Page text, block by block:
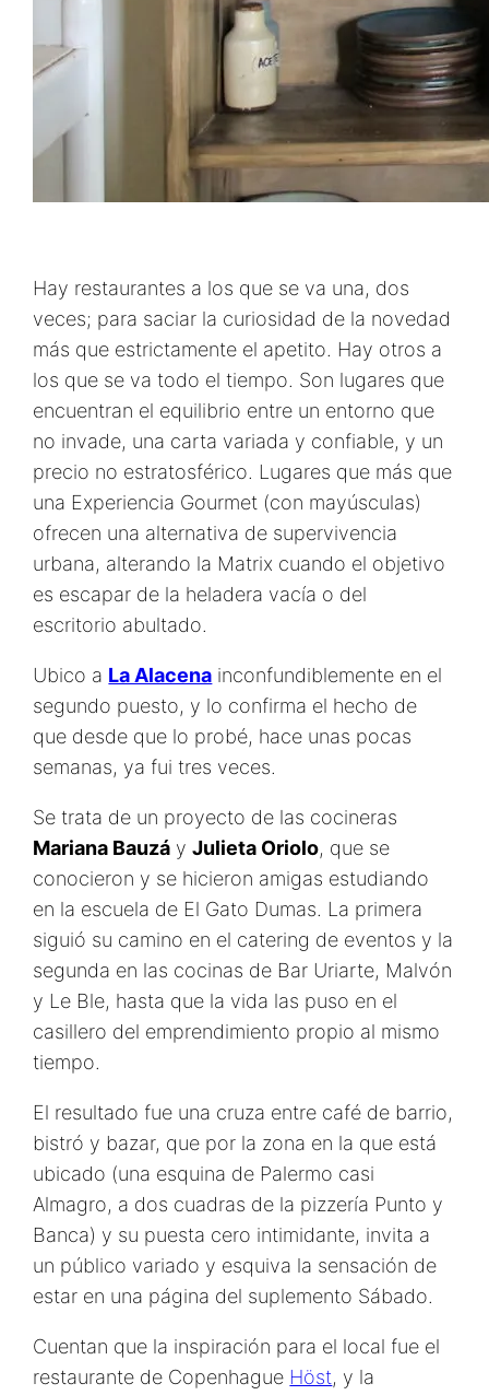
Hay restaurantes a los que se va una, dos
veces; para saciar la curiosidad de la novedad
más que estrictamente el apetito. Hay otros a
los que se va todo el tiempo. Son lugares que
encuentran el equilibrio entre un entorno que
no invade, una carta variada y confiable, y un
precio no estratosférico. Lugares que más que
una Experiencia Gourmet (con mayúsculas)
ofrecen una alternativa de supervivencia
urbana, alterando la Matrix cuando el objetivo
es escapar de la heladera vacía o del
escritorio abultado.
Ubico a La Alacena inconfundiblemente en el
segundo puesto, y lo confirma el hecho de
que desde que lo probé, hace unas pocas
semanas, ya fui tres veces.
Se trata de un proyecto de las cocineras
Mariana Bauzá yJulieta Oriolo, que se
conocieron y se hicieron amigas estudiando
en la escuela de El Gato Dumas. La primera
siguió su camino en el catering de eventos y la
segunda en las cocinas de Bar Uriarte, Malvón
y Le Ble, hasta que la vida las puso en el
casillero del emprendimiento propio al mismo
tiempo.
El resultado fue una cruza entre café de barrio,
bistró y bazar, que por la zona en la que está
ubicado (una esquina de Palermo casi
Almagro, a dos cuadras de la pizzería Punto y
Banca) y su puesta cero intimidante, invita a
un público variado y esquiva la sensación de
estar en una página del suplemento Sábado.
Cuentan que la inspiración para el local fue el
restaurante de Copenhague Höst, y la